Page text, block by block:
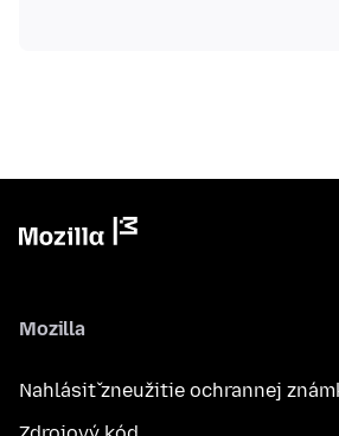
Mozilla
Nahlásiť zneužitie ochrannej